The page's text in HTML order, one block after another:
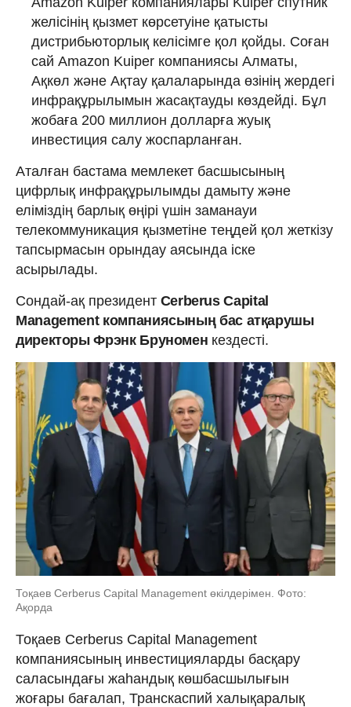
желісінің қызмет көрсетуіне қатысты
дистрибьюторлық келісімге қол қойды. Соған
сай Amazon Kuiper компаниясы Алматы,
Ақкөл және Ақтау қалаларында өзінің жердегі
инфрақұрылымын жасақтауды көздейді. Бұл
жобаға 200 миллион долларға жуық
инвестиция салу жоспарланған.
Аталған бастама мемлекет басшысының
цифрлық инфрақұрылымды дамыту және
еліміздің барлық өңірі үшін заманауи
телекоммуникация қызметіне теңдей қол жеткізу
тапсырмасын орындау аясында іске
асырылады.
Сондай-ақ президент Cerberus Capital
Management компаниясының бас атқарушы
директоры Фрэнк Бруномен кездесті.
Тоқаев Cerberus Capital Management өкілдерімен. Фото:
Ақорда
Тоқаев Cerberus Capital Management
компаниясының инвестицияларды басқару
саласындағы жаһандық көшбасшылығын
жоғары бағалап, Транскаспий халықаралық